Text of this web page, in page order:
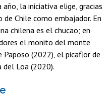
la iniciativa elige, gracias
Chile como embajador. En
chilena es el chucao; en
el monito del monte
(2022), el picaflor de
del Loa (2020).